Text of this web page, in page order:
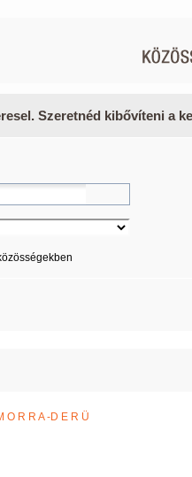
Szeretnéd kibővíteni a
O R R A -D E R Ü